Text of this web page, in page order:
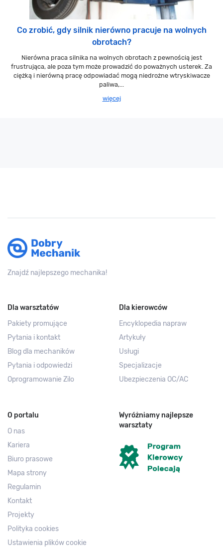
Co zrobić, gdy silnik nierówno pracuje na wolnych
obrotach?
Nierówna praca silnika na wolnych obrotach z pewnością jest
frustrująca, ale poza tym może prowadzić do poważnych usterek. Za
ciężką i nierówną pracę odpowiadać mogą niedrożne wtryskiwacze
paliwa,...
więcej
Znajdź najlepszego mechanika!
Dla warsztatów
Pakiety promujące
Pytania i kontakt
Blog dla mechaników
Pytania i odpowiedzi
Oprogramowanie Zilo
Dla kierowców
Encyklopedia napraw
Artykuły
Usługi
Specjalizacje
Ubezpieczenia OC/AC
O portalu
O nas
Kariera
Biuro prasowe
Mapa strony
Regulamin
Kontakt
Projekty
Polityka cookies
Ustawienia plików cookie
Wyróżniamy najlepsze
warsztaty